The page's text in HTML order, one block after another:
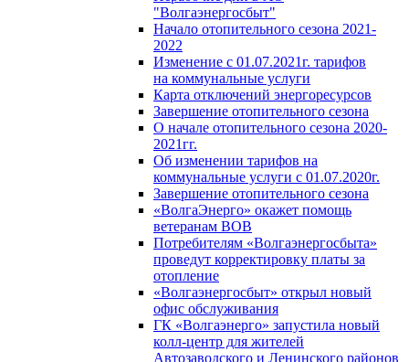
"Волгаэнергосбыт"
Начало отопительного сезона 2021-
2022
Изменение с 01.07.2021г. тарифов
на коммунальные услуги
Карта отключений энергоресурсов
Завершение отопительного сезона
О начале отопительного сезона 2020-
2021гг.
Об изменении тарифов на
коммунальные услуги с 01.07.2020г.
Завершение отопительного сезона
«ВолгаЭнерго» окажет помощь
ветеранам ВОВ
Потребителям «Волгаэнергосбыта»
проведут корректировку платы за
отопление
«Волгаэнергосбыт» открыл новый
офис обслуживания
ГК «Волгаэнерго» запустила новый
колл-центр для жителей
Автозаводского и Ленинского районов